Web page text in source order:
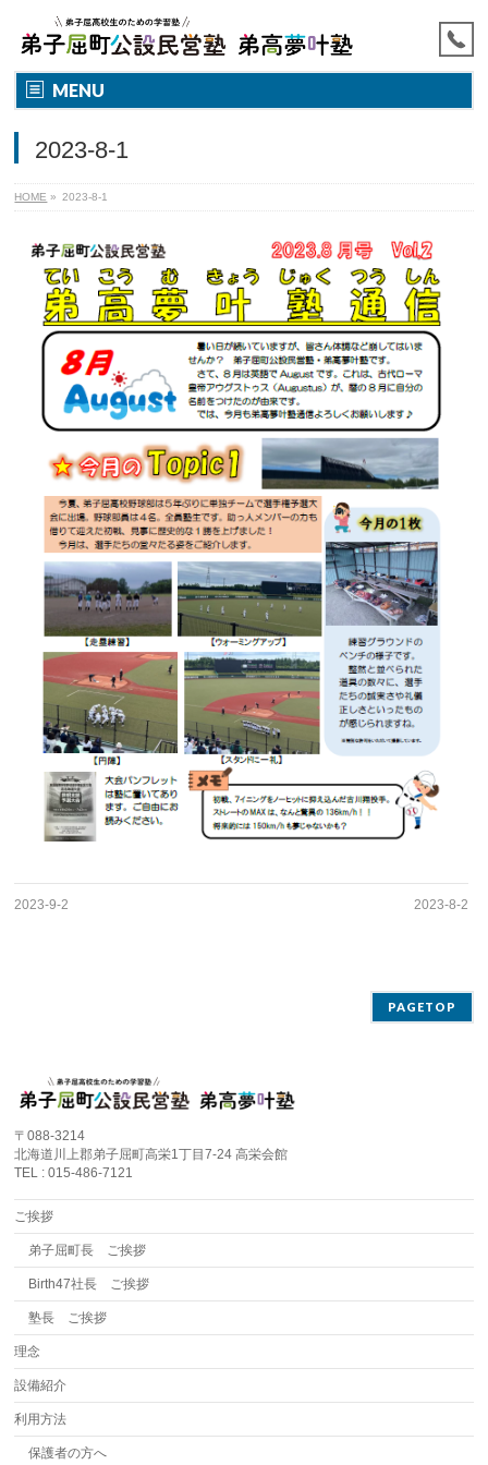
MENU
2023-8-1
HOME » 2023-8-1
2023-9-2 2023-8-2
PAGETOP
〒088-3214
北海道川上郡弟子屈町高栄1丁目7-24 高栄会館
TEL : 015-486-7121
ご挨拶
弟子屈町長 ご挨拶
Birth47社長 ご挨拶
塾長 ご挨拶
理念
設備紹介
利用方法
保護者の方へ